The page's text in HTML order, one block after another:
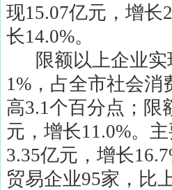
现15.07亿元，增长
长14.0%。
限额以上企业
1% ，占全市社会
高3.1个百分点；限
元，增长11.0%。
3.35亿元，增长
贸易企业95家，比